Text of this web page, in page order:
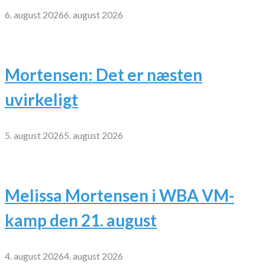
6. august 20266. august 2026
Mortensen: Det er næsten
uvirkeligt
5. august 20265. august 2026
Melissa Mortensen i WBA VM-
kamp den 21. august
4. august 20264. august 2026